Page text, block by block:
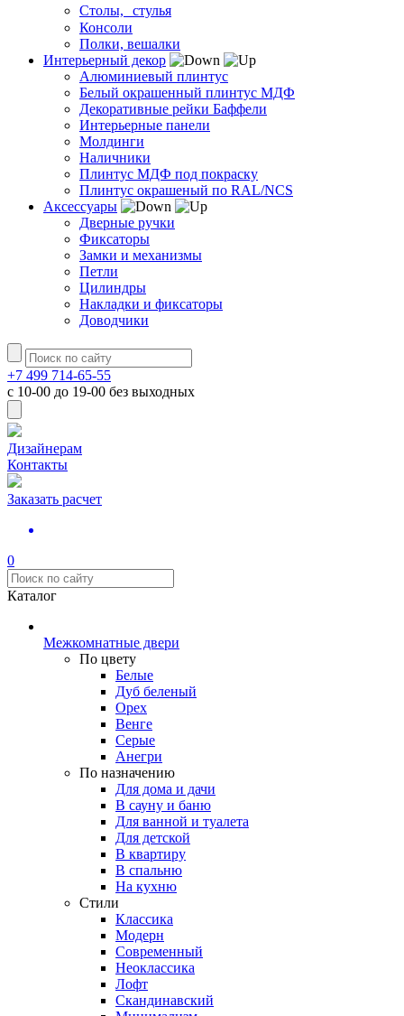
Столы, стулья
Консоли
Полки, вешалки
Интерьерный декор
Алюминиевый плинтус
Белый окрашенный плинтус МДФ
Декоративные рейки Баффели
Интерьерные панели
Молдинги
Наличники
Плинтус МДФ под покраску
Плинтус окрашеный по RAL/NCS
Аксессуары
Дверные ручки
Фиксаторы
Замки и механизмы
Петли
Цилиндры
Накладки и фиксаторы
Доводчики
+7 499 714-65-55
с 10-00 до 19-00 без выходных
Дизайнерам
Контакты
Заказать расчет
0
Каталог
Межкомнатные двери
По цвету
Белые
Дуб беленый
Орех
Венге
Серые
Анегри
По назначению
Для дома и дачи
В сауну и баню
Для ванной и туалета
Для детской
В квартиру
В спальню
На кухню
Стили
Классика
Модерн
Современный
Неоклассика
Лофт
Скандинавский